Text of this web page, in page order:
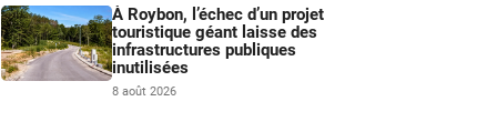
À Roybon, l’échec d’un projet
touristique géant laisse des
infrastructures publiques
inutilisées
8 août 2026